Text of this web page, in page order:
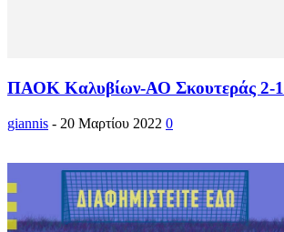
ΠΑΟΚ Καλυβίων-ΑΟ Σκουτεράς 2-1
giannis - 20 Μαρτίου 2022 0